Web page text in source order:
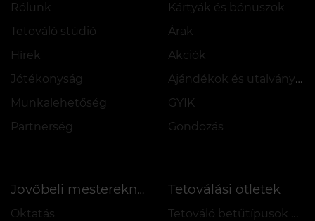
Rólunk
Tetováló stúdió
Hírek
Jótékonyság
Munkalehetőség
Partnerség
Kártyák és bónuszok
Árak
Akciók
Ajándékok és utalványok
GYIK
Gondozás
Jövőbeli mestereknek
Oktatás
Tetoválási ötletek
Tetováló betűtípusok online